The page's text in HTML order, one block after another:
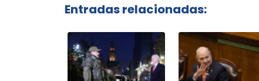
Entradas relacionadas: